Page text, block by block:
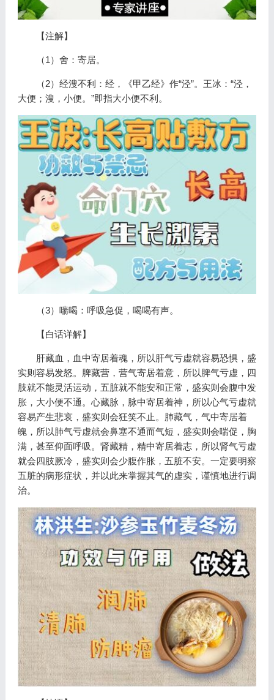
【注解】
（1）舍：寄居。
（2）经溲不利：经，《甲乙经》作“泾”。王冰：“泾，
大便；溲，小便。”即指大小便不利。
（3）喘喝：呼吸急促，喝喝有声。
【白话详解】
肝藏血，血中寄居着魂，所以肝气亏虚就容易恐惧，盛
实则容易发怒。脾藏营，营气寄居着意，所以脾气亏虚，四
肢就不能灵活运动，五脏就不能安和正常，盛实则会腹中发
胀，大小便不通。心藏脉，脉中寄居着神，所以心气亏虚就
容易产生悲哀，盛实则会狂笑不止。肺藏气，气中寄居着
魄，所以肺气亏虚就会鼻塞不通而气短，盛实则会喘促，胸
满，甚至仰面呼吸。肾藏精，精中寄居着志，所以肾气亏虚
就会四肢厥冷，盛实则会少腹作胀，五脏不安。一定要明察
五脏的病形症状，并以此来掌握其气的虚实，谨慎地进行调
治。